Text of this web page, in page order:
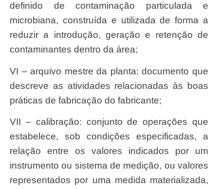
definido de contaminação particulada e
microbiana, construída e utilizada de forma a
reduzir a introdução, geração e retenção de
contaminantes dentro da área;
VI – arquivo mestre da planta: documento que
descreve as atividades relacionadas às boas
práticas de fabricação do fabricante;
VII – calibração: conjunto de operações que
estabelece, sob condições especificadas, a
relação entre os valores indicados por um
instrumento ou sistema de medição, ou valores
representados por uma medida materializada,